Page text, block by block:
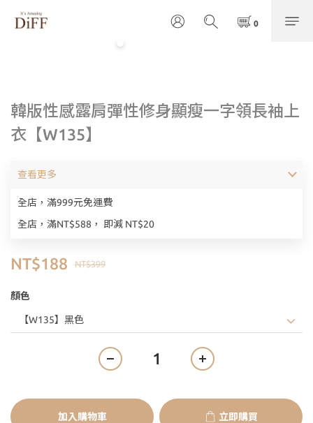
韓版性感露肩彈性修身顯瘦一字領長袖上
衣【W135】
全店，滿999元免運費
全店，滿NT$588， 即減 NT$20
查看更多
NT$399
NT$188
顏色
加入購物車 立即購買